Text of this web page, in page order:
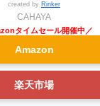
created by Rinker
CAHAYA
Amazon
楽天市場